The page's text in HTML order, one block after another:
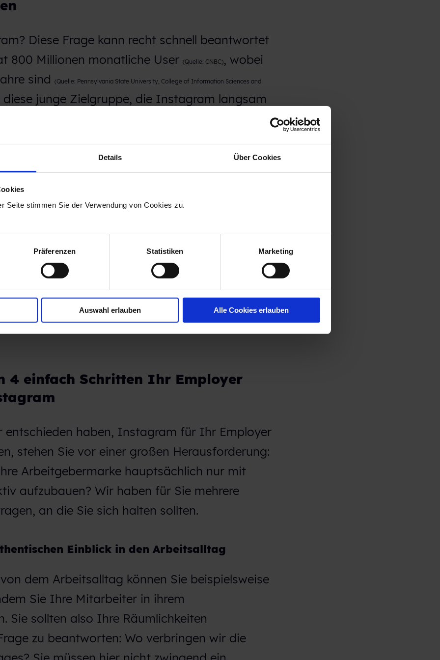
Details Über Cookies
Seite stimmen Sie der Verwendung von Cookies zu.
Präferenzen Statistiken Marketing
Auswahl erlauben Alle Cookies erlauben
Diese Frage kann recht schnell beantwortet
800 Millionen monatliche User (Quelle: CNBC), wobei
sind (Quelle: Pennsylvania State University, College of Information Sciences and
junge Zielgruppe, die Instagram langsam
die auf Instagram ihre Arbeitgebermarke
ohne Grund. Employer Branding auf
sinnvoll - wenn es richtig angegangen wird.
4 einfach Schritten Ihr Employer
entschieden haben, Instagram für Ihr Employer
stehen Sie vor einer großen Herausforderung:
Arbeitgebermarke hauptsächlich nur mit
aufzubauen? Wir haben für Sie mehrere
an die Sie sich halten sollten.
Einblick in den Arbeitsalltag
dem Arbeitsalltag können Sie beispielsweise
Sie Ihre Mitarbeiter in ihrem
Sie sollten also Ihre Räumlichkeiten
zu beantworten: Wo verbringen wir die